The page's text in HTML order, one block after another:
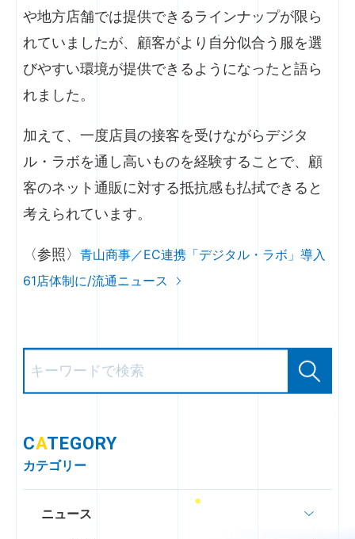
や地方店舗では提供できるラインナップが限ら
れていましたが、顧客がより自分似合う服を選
びやすい環境が提供できるようになったと語ら
れました。
加えて、一度店員の接客を受けながらデジタ
ル・ラボを通し高いものを経験することで、顧
客のネット通販に対する抵抗感も払拭できると
考えられています。
〈参照〉 青山商事／EC連携「デジタル・ラボ」導入
61店体制に/流通ニュース
CATEGORY
カテゴリー
ニュース